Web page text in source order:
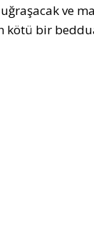
ve
kötü bir